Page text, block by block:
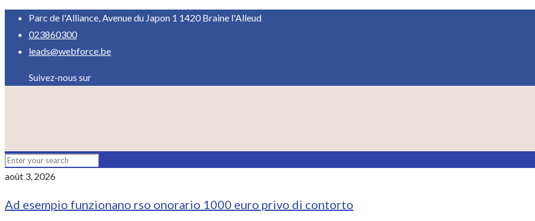
Parc de l'Alliance, Avenue du Japon 1 1420 Braine l'Alleud
023860300
leads@webforce.be
Suivez-nous sur
août 3, 2026
Ad esempio funzionano rso onorario 1000 euro privo di contorto